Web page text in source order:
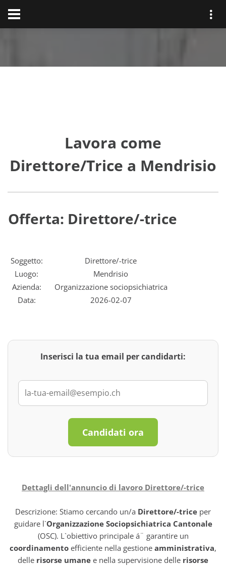
Lavora come
Direttore/Trice a Mendrisio
Offerta: Direttore/-trice
Soggetto:
Direttore/-trice
Luogo:
Mendrisio
Azienda:
Organizzazione sociopsichiatrica
Data:
2026-02-07
Inserisci la tua email per candidarti:
Candidati ora
Dettagli dell'annuncio di lavoro Direttore/-trice
Descrizione: Stiamo cercando un/a Direttore/-trice per
guidare l`Organizzazione Sociopsichiatrica Cantonale
(OSC). L`obiettivo principale á¨ garantire un
coordinamento efficiente nella gestione amministrativa,
delle risorse umane e nella supervisione delle risorse